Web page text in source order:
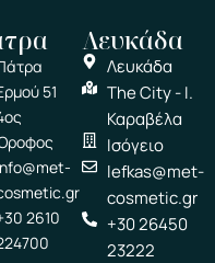
Λευκάδα
Λευκάδα
The City - Ι.
Καραβέλα
Ισόγειο
lefkas@met-
cosmetic.gr
+30 26450
23222
51
2610